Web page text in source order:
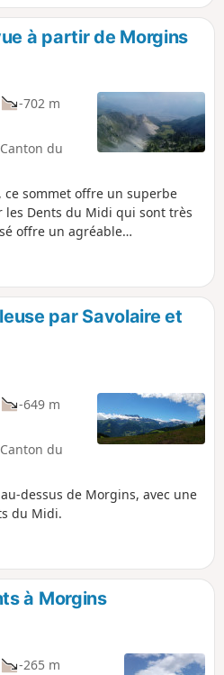
à partir de Morgins
-702 m
du
sommet offre un superbe
Dents du Midi qui sont très
offre un agréable
par Savolaire et
-649 m
du
dessus de Morgins, avec une
du Midi.
à Morgins
-265 m